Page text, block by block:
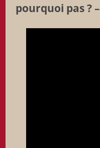
pourquoi pas ?